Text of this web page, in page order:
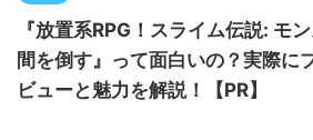
『放置系RPG！スライム伝説: モ
間を倒す』って面白いの？実際に
ビューと魅力を解説！【PR】